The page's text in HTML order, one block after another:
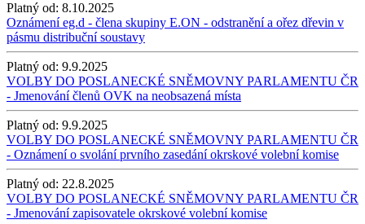
Platný od: 8.10.2025
Oznámení eg.d - člena skupiny E.ON - odstranění a ořez dřevin v
pásmu distribuční soustavy
Platný od: 9.9.2025
VOLBY DO POSLANECKÉ SNĚMOVNY PARLAMENTU ČR
- Jmenování členů OVK na neobsazená místa
Platný od: 9.9.2025
VOLBY DO POSLANECKÉ SNĚMOVNY PARLAMENTU ČR
- Oznámení o svolání prvního zasedání okrskové volební komise
Platný od: 22.8.2025
VOLBY DO POSLANECKÉ SNĚMOVNY PARLAMENTU ČR
- Jmenování zapisovatele okrskové volební komise